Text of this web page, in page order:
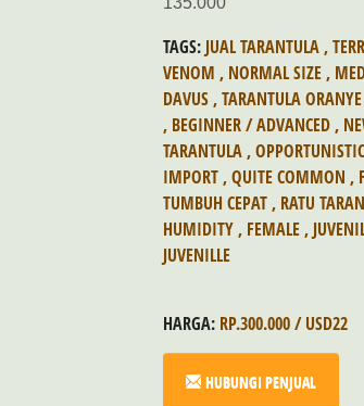
TAGS: JUAL TARANTULA,
VENOM , NORMAL SIZE,
DAVUS,TARANTULA ORANYE
, BEGINNER / ADVANCED,
TARANTULA,
IMPORT,QUITE COMMON ,
TUMBUH CEPAT, RATU
HUMIDITY, FEMALE,
JUVENILLE
HARGA: RP.300.000 / USD22
HUBUNGI PENJUAL